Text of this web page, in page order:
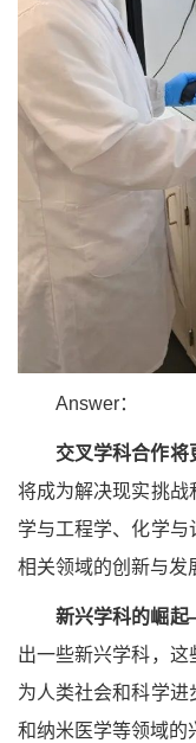
Answer：
交叉学科合作
将成为解决现实挑战
学与工程学、化学
相关领域的创新与发
新兴学科的崛
出一些新兴学科，这
为人类社会和科学
和纳米医学等领域的